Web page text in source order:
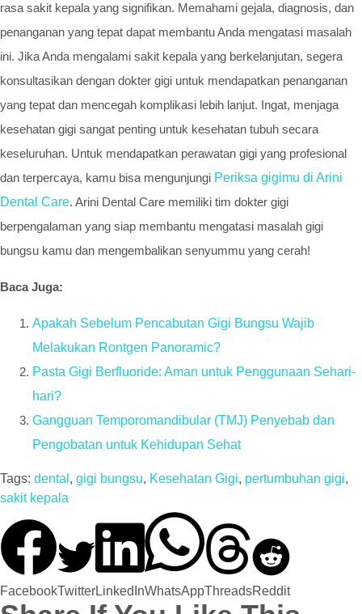
rasa sakit kepala yang signifikan. Memahami gejala, diagnosis, dan
penanganan yang tepat dapat membantu Anda mengatasi masalah
ini. Jika Anda mengalami sakit kepala yang berkelanjutan, segera
konsultasikan dengan dokter gigi untuk mendapatkan penanganan
yang tepat dan mencegah komplikasi lebih lanjut. Ingat, menjaga
kesehatan gigi sangat penting untuk kesehatan tubuh secara
keseluruhan. Untuk mendapatkan perawatan gigi yang profesional
dan terpercaya, kamu bisa mengunjungi Periksa gigimu di Arini
Dental Care. Arini Dental Care memiliki tim dokter gigi
berpengalaman yang siap membantu mengatasi masalah gigi
bungsu kamu dan mengembalikan senyummu yang cerah!
Baca Juga:
Apakah Sebelum Pencabutan Gigi Bungsu Wajib
Melakukan Rontgen Panoramic?
Pasta Gigi Berfluoride: Aman untuk Penggunaan Sehari-
hari?
Gangguan Temporomandibular (TMJ) Penyebab dan
Pengobatan untuk Kehidupan Sehat
Tags: dental , gigi bungsu, Kesehatan Gigi, pertumbuhan gigi,
sakit kepala
FacebookTwitterLinkedInWhatsAppThreadsReddit